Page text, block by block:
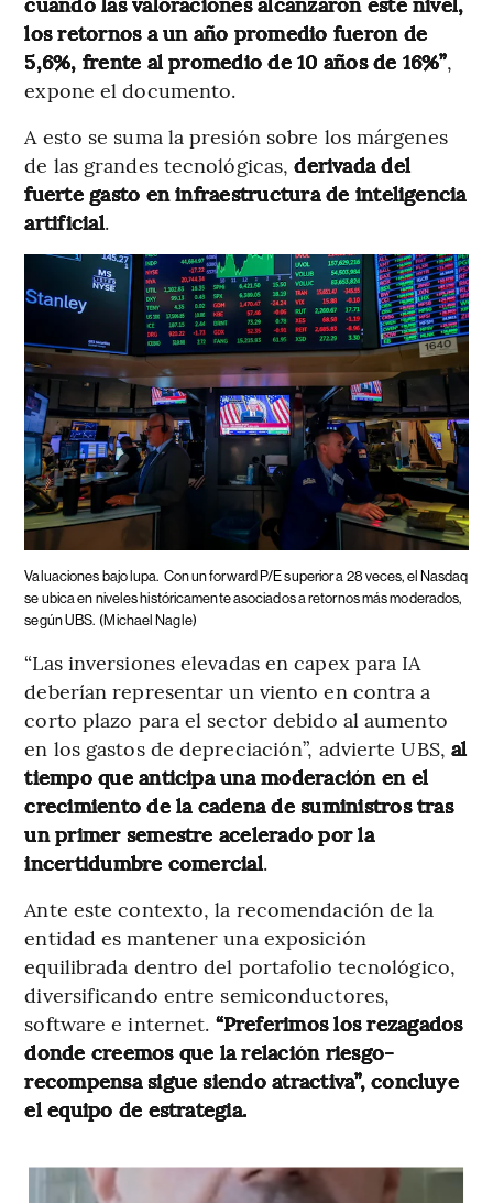
los retornos a un año promedio fueron de
5,6%, frente al promedio de 10 años de 16%”,
expone el documento.
A esto se suma la presión sobre los márgenes
de las grandes tecnológicas,derivada del
fuerte gasto en infraestructura de inteligencia
artificial.
Valuaciones bajo lupa. Con un forward P/E superior a 28 veces, el Nasdaq
se ubica en niveles históricamente asociados a retornos más moderados,
según UBS. (Michael Nagle)
“Las inversiones elevadas en capex para IA
deberían representar un viento en contra a
corto plazo para el sector debido al aumento
en los gastos de depreciación”, advierte UBS, al
tiempo que anticipa una moderación en el
crecimiento de la cadena de suministros tras
un primer semestre acelerado por la
incertidumbre comercial.
Ante este contexto, la recomendación de la
entidad es mantener una exposición
equilibrada dentro del portafolio tecnológico,
diversificando entre semiconductores,
software e internet. “Preferimos los rezagados
donde creemos que la relación riesgo-
recompensa sigue siendo atractiva”, concluye
el equipo de estrategia.